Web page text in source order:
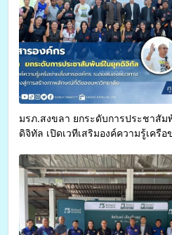
มรภ.สงขลา ยกระดับการประชาสัม
ดิจิทัล เปิดเวทีเสริมองค์ความรู้เครือ
การสร้างภาพลักษณ์ที่ดีของมหาวิท